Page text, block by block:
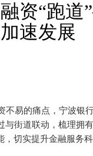
融资“跑
速发展
不易的痛点，宁波银
街道联动，梳理拥
切实提升金融服务